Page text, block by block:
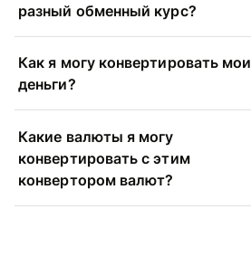
разный обменный курс?
Как я могу конвертировать мои
деньги?
Какие валюты я могу
конвертировать с этим
конвертором валют?